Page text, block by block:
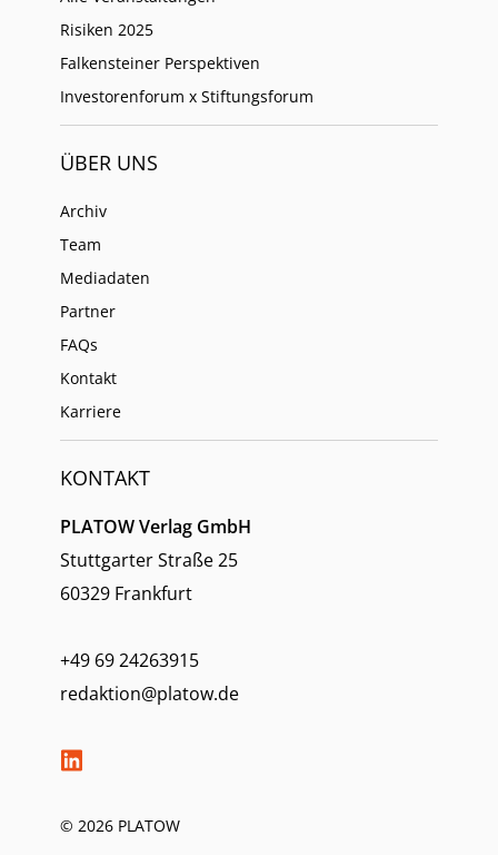
Risiken 2025
Falkensteiner Perspektiven
Investorenforum x Stiftungsforum
ÜBER UNS
Archiv
Team
Mediadaten
Partner
FAQs
Kontakt
Karriere
KONTAKT
PLATOW Verlag GmbH
Stuttgarter Straße 25
60329 Frankfurt
+49 69 24263915
redaktion@platow.de
© 2026 PLATOW